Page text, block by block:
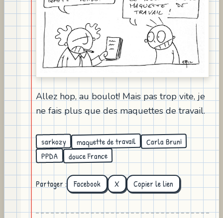
Allez hop, au boulot! Mais pas trop vite, je
ne fais plus que des maquettes de travail.
sarkozy maquette de travail Carla Bruni
PPDA douce France
Partager : Facebook X Copier le lien